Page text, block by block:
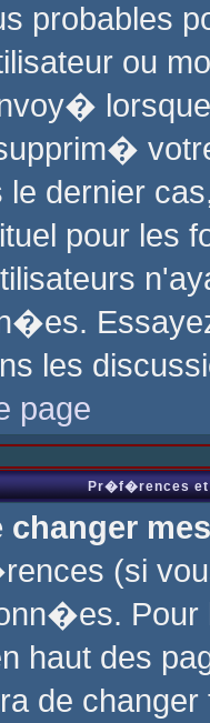
probables
ou
le dernier
pour les
les
page
Pr�f�rences et
changer
(si
haut des
de